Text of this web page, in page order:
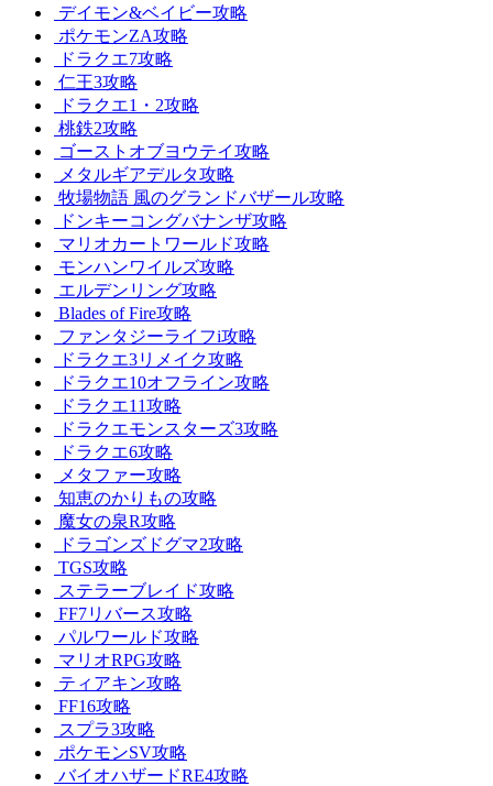
デイモン&ベイビー攻略
ポケモンZA攻略
ドラクエ7攻略
仁王3攻略
ドラクエ1・2攻略
桃鉄2攻略
ゴーストオブヨウテイ攻略
メタルギアデルタ攻略
牧場物語 風のグランドバザール攻略
ドンキーコングバナンザ攻略
マリオカートワールド攻略
モンハンワイルズ攻略
エルデンリング攻略
Blades of Fire攻略
ファンタジーライフi攻略
ドラクエ3リメイク攻略
ドラクエ10オフライン攻略
ドラクエ11攻略
ドラクエモンスターズ3攻略
ドラクエ6攻略
メタファー攻略
知恵のかりもの攻略
魔女の泉R攻略
ドラゴンズドグマ2攻略
TGS攻略
ステラーブレイド攻略
FF7リバース攻略
パルワールド攻略
マリオRPG攻略
ティアキン攻略
FF16攻略
スプラ3攻略
ポケモンSV攻略
バイオハザードRE4攻略